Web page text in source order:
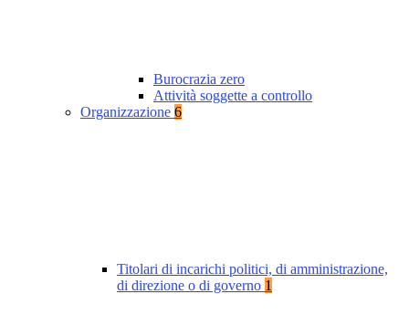
Burocrazia zero
Attività soggette a controllo
Organizzazione 6
Titolari di incarichi politici, di amministrazione,
di direzione o di governo 1